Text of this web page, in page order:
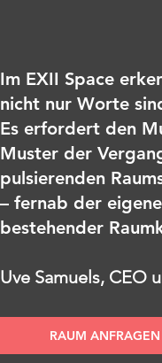
Im EXII Space
nicht nur Worte
Es erfordert den
Muster der
pulsierenden
– fernab der
bestehender
Uve Samuels, CEO
RAUM ANFRAGEN